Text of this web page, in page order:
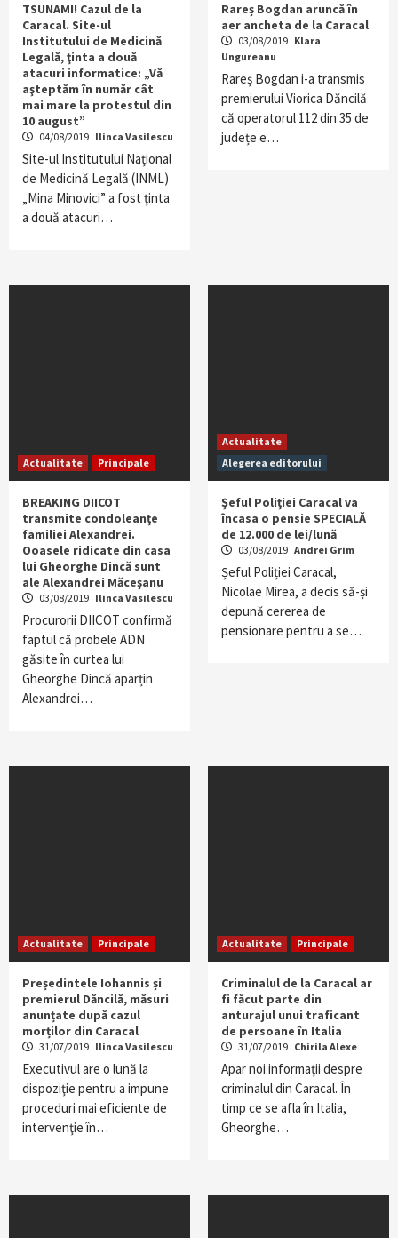
TSUNAMI! Cazul de la
Caracal. Site-ul
Institutului de Medicină
Legală, ţinta a două
atacuri informatice: „Vă
aşteptăm în număr cât
mai mare la protestul din
10 august”
04/08/2019 Ilinca Vasilescu
Site-ul Institutului Naţional
de Medicină Legală (INML)
„Mina Minovici” a fost ţinta
a două atacuri…
Rareș Bogdan aruncă în
aer ancheta de la Caracal
03/08/2019 Klara
Ungureanu
Rareș Bogdan i-a transmis
premierului Viorica Dăncilă
că operatorul 112 din 35 de
județe e…
Actualitate Principale
BREAKING DIICOT
transmite condoleanțe
familiei Alexandrei.
Ooasele ridicate din casa
lui Gheorghe Dincă sunt
ale Alexandrei Măceșanu
03/08/2019 Ilinca Vasilescu
Procurorii DIICOT confirmă
faptul că probele ADN
găsite în curtea lui
Gheorghe Dincă aparțin
Alexandrei…
Actualitate
Alegerea editorului
Șeful Poliției Caracal va
încasa o pensie SPECIALĂ
de 12.000 de lei/lună
03/08/2019 Andrei Grim
Șeful Poliției Caracal,
Nicolae Mirea, a decis să-și
depună cererea de
pensionare pentru a se…
Actualitate Principale
Președintele Iohannis și
premierul Dăncilă, măsuri
anunțate după cazul
morților din Caracal
31/07/2019 Ilinca Vasilescu
Executivul are o lună la
dispoziţie pentru a impune
proceduri mai eficiente de
intervenţie în…
Actualitate Principale
Criminalul de la Caracal ar
fi făcut parte din
anturajul unui traficant
de persoane în Italia
31/07/2019 Chirila Alexe
Apar noi informații despre
criminalul din Caracal. În
timp ce se afla în Italia,
Gheorghe…